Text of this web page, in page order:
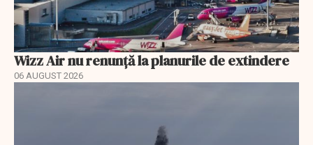
Wizz Air nu renunță la planurile de extindere
06 AUGUST 2026